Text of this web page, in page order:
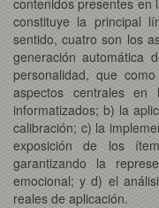
constituye la principal
sentido, cuatro son los
generación automática
personalidad, que
aspectos centrales en
informatizados; b) la
calibración; c) la
exposición de los
garantizando la
emocional; y d) el
reales de aplicación.